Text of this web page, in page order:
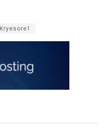
Kryesore1